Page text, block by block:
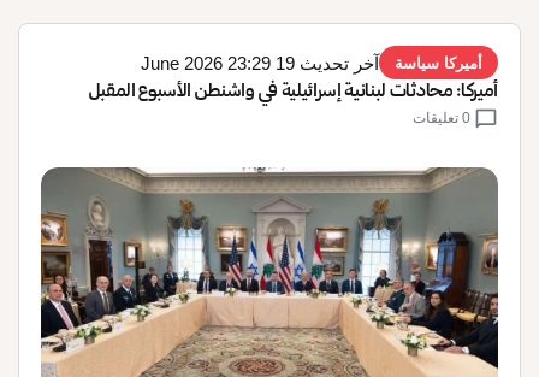
أميركا سياسة آخر تحديث 19 June 2026 23:29
أميركا: محادثات لبنانية إسرائيلية في واشنطن الأسبوع المقبل
chat_bubble